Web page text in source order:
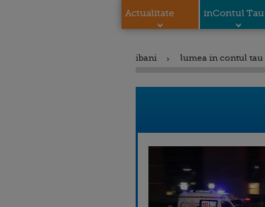
Actualitate inContul Tau
ibani lumea in contul tau